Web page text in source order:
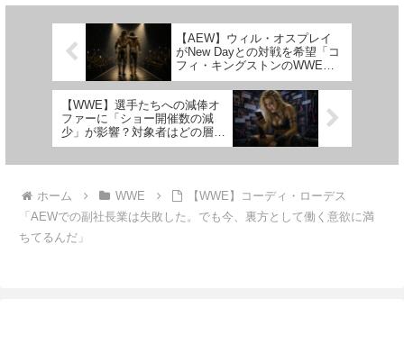
RAWでの活動に刺激が...
は、廃墟となったブ...
【AEW】ウィル・オスプレイ
がNew Dayとの対戦を希望「コ
フィ・キングストンのWWE王
座獲得は最高だったよね。ぜひ
やりたい」
【WWE】選手たちへの減俸オ
ファーに「ショー開催数の減
少」が影響？対象者はどの層な
のか
ホーム WWE
【WWE】コーディ・ローデス
「AEWでの副社長業は失敗した。でも今、裏方として働く意欲に満
ちてるんだ」